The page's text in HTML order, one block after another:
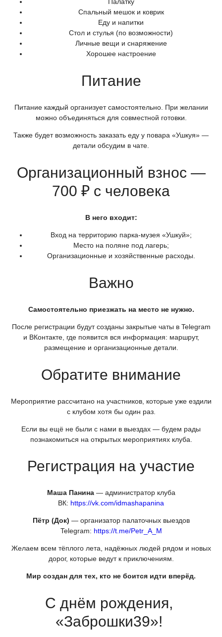
Палатку
Спальный мешок и коврик
Еду и напитки
Стол и стулья (по возможности)
Личные вещи и снаряжение
Хорошее настроение
Питание
Питание каждый организует самостоятельно. При желании
можно объединяться для совместной готовки.
Также будет возможность заказать еду у повара «Ушкуя» —
детали обсудим в чате.
Организационный взнос —
700 ₽ с человека
В него входит:
Вход на территорию парка-музея «Ушкуй»;
Место на поляне под лагерь;
Организационные и хозяйственные расходы.
Важно
Самостоятельно приезжать на место не нужно.
После регистрации будут созданы закрытые чаты в Telegram
и ВКонтакте, где появится вся информация: маршрут,
размещение и организационные детали.
Обратите внимание
Мероприятие рассчитано на участников, которые уже ездили
с клубом хотя бы один раз.
Если вы ещё не были с нами в выездах — будем рады
познакомиться на открытых мероприятиях клуба.
Регистрация на участие
Маша Панина— администратор клуба
ВК: https://vk.com/idmashapanina
Пётр (Док) — организатор палаточных выездов
Telegram: https://t.me/Petr_A_M
Желаем всем тёплого лета, надёжных людей рядом и новых
дорог, которые ведут к приключениям.
Мир создан для тех, кто не боится идти вперёд.
С днём рождения,
«Заброшки39»!